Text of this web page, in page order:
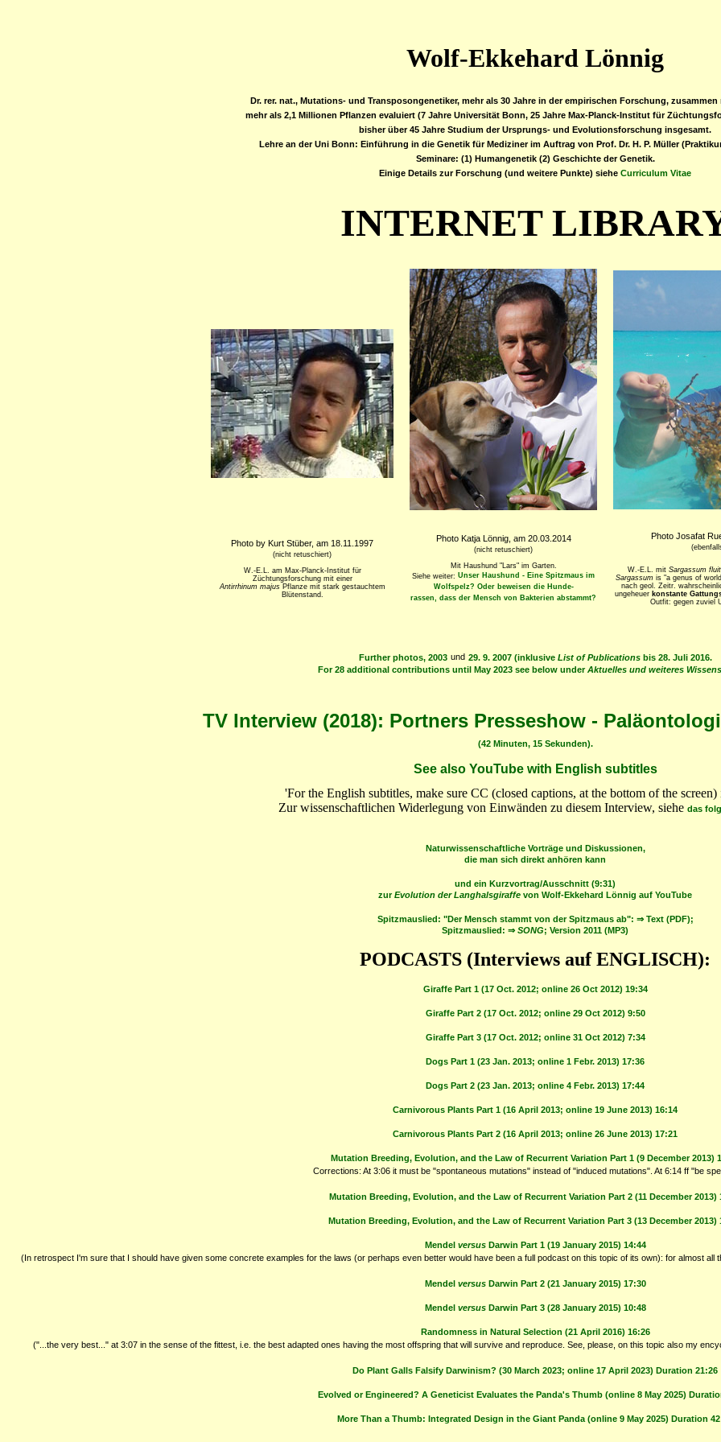
Wolf-Ekkehard Lönnig
Dr. rer. nat., Mutations- und Transposongenetiker, mehr als 30 Jahre in der empirischen Forschung,
mehr als 2,1 Millionen Pflanzen evaluiert (7 Jahre Universität Bonn, 25 Jahre Max-Planck-Institut für
bisher über 45 Jahre Studium der Ursprungs- und Evolutionsforschung insgesamt.
Lehre an der Uni Bonn: Einführung in die Genetik für Mediziner im Auftrag von Prof. Dr. H. P. Müller
Seminare: (1) Humangenetik (2) Geschichte der Genetik.
Einige Details zur Forschung (und weitere Punkte) siehe Curriculum Vitae
INTERNET
Photo by Kurt Stüber, am 18.11.1997
(nicht retuschiert)
W.-E.L. am Max-Planck-Institut für
Züchtungsforschung mit einer
Antirrhinum majusPflanze mit stark gestauchtem
Blütenstand.
Photo Katja Lönnig, am 20.03.2014
(nicht retuschiert)
Mit Haushund "Lars" im Garten.
Siehe weiter: Unser Haushund - Eine Spitzmaus im
Wolfspelz? Oder beweisen die Hunde-
rassen, dass der Mensch von Bakterien abstammt?
Photo Josafat
W.-E.L. mit Sargassum
Sargassum is "a genus of
nach geol. Zeitr.
ungeheuer konstante
Outfit: gegen zuviel
Further photos, 2003 und 29. 9. 2007 (inklusive List of Publicationsbis 28. Juli 2016.
For 28 additional contributions until May 2023 see below underAktuelles und weiteres
TV Interview (2018): Portners Presseshow -
(42 Minuten, 15 Sekunden).
See also YouTube with English subtitles
'For the English subtitles, make sure CC (closed captions, at the bottom of the
Zur wissenschaftlichen Widerlegung von Einwänden zu diesem Interview, siehe das
Naturwissenschaftliche Vorträge und Diskussionen,
die man sich direkt anhören kann
und ein Kurzvortrag/Ausschnitt (9:31)
zurEvolution der Langhalsgiraffe von Wolf-Ekkehard Lönnig auf YouTube
Spitzmauslied: "Der Mensch stammt von der Spitzmaus ab": ⇒ Text (PDF);
Spitzmauslied: ⇒ SONG; Version 2011 (MP3)
PODCASTS (Interviews auf ENGLISCH):
Giraffe Part 1 (17 Oct. 2012; online 26 Oct 2012) 19:34
Giraffe Part 2 (17 Oct. 2012; online 29 Oct 2012) 9:50
Giraffe Part 3 (17 Oct. 2012; online 31 Oct 2012) 7:34
Dogs Part 1 (23 Jan. 2013; online 1 Febr. 2013) 17:36
Dogs Part 2 (23 Jan. 2013; online 4 Febr. 2013) 17:44
Carnivorous Plants Part 1 (16 April 2013; online 19 June 2013) 16:14
Carnivorous Plants Part 2 (16 April 2013; online 26 June 2013) 17:21
Mutation Breeding, Evolution, and the Law of Recurrent Variation Part 1 (9 December 2013)
Corrections: At 3:06 it must be "spontaneous mutations" instead of "induced mutations". At 6:14 ff "be
Mutation Breeding, Evolution, and the Law of Recurrent Variation Part 2 (11 December 2013)
Mutation Breeding, Evolution, and the Law of Recurrent Variation Part 3 (13 December 2013)
Mendel versusDarwin Part 1 (19 January 2015) 14:44
(In retrospect I'm sure that I should have given some concrete examples for the laws (or perhaps even better would have been a full podcast on this topic of its own): for almost all
Mendel versusDarwin Part 2 (21 January 2015) 17:30
Mendel versusDarwin Part 3 (28 January 2015) 10:48
Randomness in Natural Selection (21 April 2016) 16:26
("...the very best..." at 3:07 in the sense of the fittest, i.e. the best adapted ones having the most offspring that will survive and reproduce. See, please, on this topic also my
Do Plant Galls Falsify Darwinism? (30 March 2023; online 17 April 2023) Duration 21:26
Evolved or Engineered? A Geneticist Evaluates the Panda's Thumb (online 8 May 2025)
More Than a Thumb: Integrated Design in the Giant Panda (online 9 May 2025) Duration